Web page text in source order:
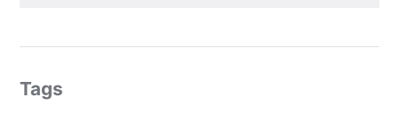
Tags